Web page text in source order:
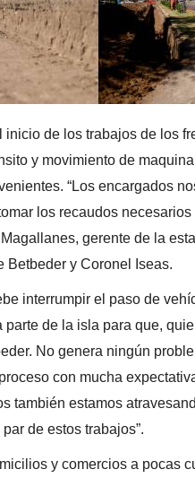
de los trabajos de los
y movimiento de
“Los encargados
los recaudos
gerente de la
Betbeder y Coronel Iseas.
interrumpir el paso de
de la isla para que,
No genera ningún
con mucha
también estamos
de estos trabajos”.
y comercios a pocas